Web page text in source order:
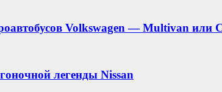
Volkswagen — Multivan или
легенды Nissan